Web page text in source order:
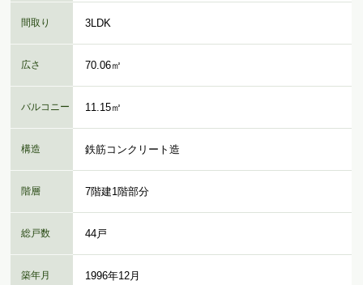
間取り 3LDK
広さ 70.06㎡
バルコニー 11.15㎡
構造 鉄筋コンクリート造
階層 7階建1階部分
総戸数 44戸
築年月 1996年12月